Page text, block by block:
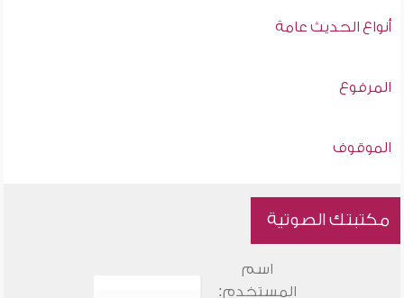
أنواع الحديث عامة
المرفوع
الموقوف
مكتبتك الصوتية
اسم
المستخدم: